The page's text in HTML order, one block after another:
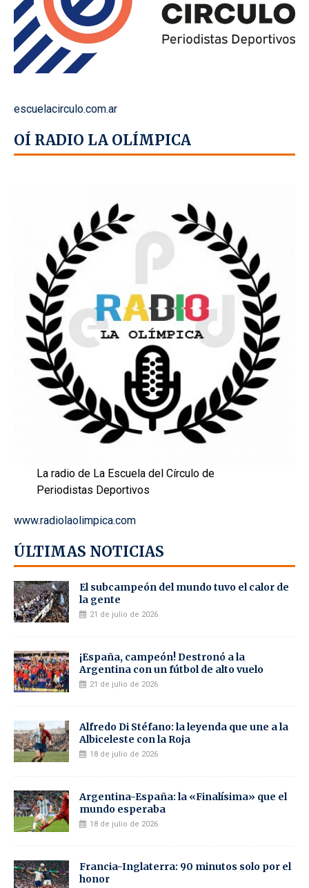
escuelacirculo.com.ar
OÍ RADIO LA OLÍMPICA
La radio de La Escuela del Círculo de
Periodistas Deportivos
www.radiolaolimpica.com
ÚLTIMAS NOTICIAS
El subcampeón del mundo tuvo el calor de
la gente
21 de julio de 2026
¡España, campeón! Destronó a la
Argentina con un fútbol de alto vuelo
21 de julio de 2026
Alfredo Di Stéfano: la leyenda que une a la
Albiceleste con la Roja
18 de julio de 2026
Argentina-España: la «Finalísima» que el
mundo esperaba
18 de julio de 2026
Francia-Inglaterra: 90 minutos solo por el
honor